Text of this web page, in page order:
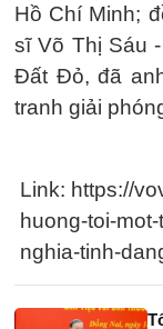
Hồ Chí Minh;
sĩ Võ Thị Sáu
Đất Đỏ, đã
tranh giải
Link: https://
huong-toi-
nghia-tinh-